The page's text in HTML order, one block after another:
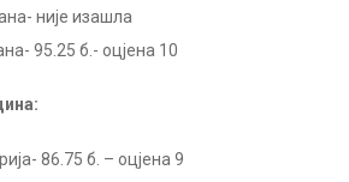
није изашла
95.25 б.- оцјена 10
86.75 б. – оцјена 9